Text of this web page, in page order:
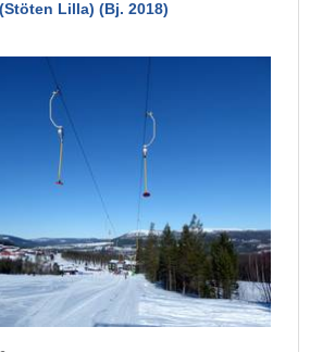
Lilla) (Bj. 2018)